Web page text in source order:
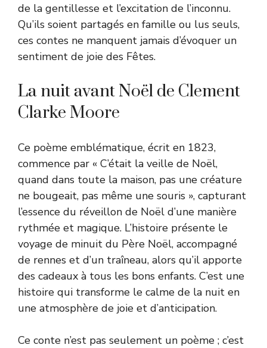
de la gentillesse et l’excitation de l’inconnu.
Qu’ils soient partagés en famille ou lus seuls,
ces contes ne manquent jamais d’évoquer un
sentiment de joie des Fêtes.
La nuit avant Noël de Clement
Clarke Moore
Ce poème emblématique, écrit en 1823,
commence par « C’était la veille de Noël,
quand dans toute la maison, pas une créature
ne bougeait, pas même une souris », capturant
l’essence du réveillon de Noël d’une manière
rythmée et magique. L’histoire présente le
voyage de minuit du Père Noël, accompagné
de rennes et d’un traîneau, alors qu’il apporte
des cadeaux à tous les bons enfants. C’est une
histoire qui transforme le calme de la nuit en
une atmosphère de joie et d’anticipation.
Ce conte n’est pas seulement un poème ; c’est